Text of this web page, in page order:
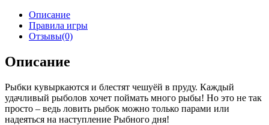
Описание
Правила игры
Отзывы(0)
Описание
Рыбки кувыркаются и блестят чешуёй в пруду. Каждый
удачливый рыболов хочет поймать много рыбы! Но это не так
просто – ведь ловить рыбок можно только парами или
надеяться на наступление Рыбного дня!